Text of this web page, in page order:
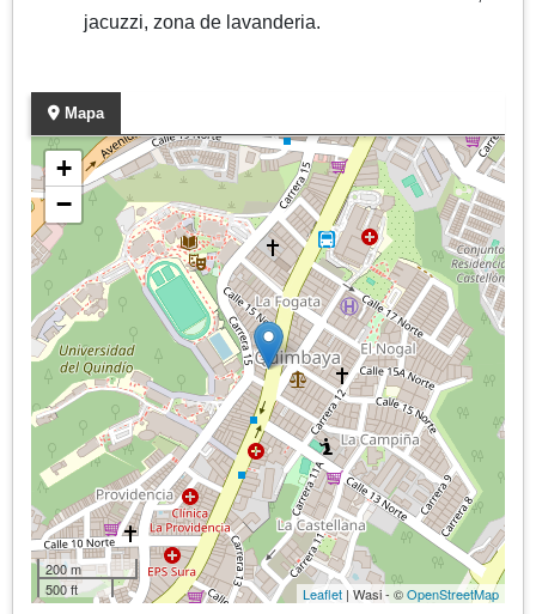
jacuzzi, zona de lavanderia.
Mapa
+
−
200 m
500 ft
Leaflet | Wasi - ©OpenStreetMap